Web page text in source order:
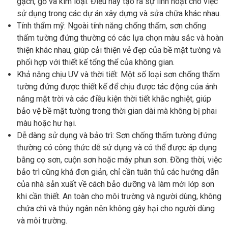
sử dụng trong các dự án xây dựng và sửa chữa khác nhau.
Tính thẩm mỹ: Ngoài tính năng chống thấm, sơn chống
thấm tường đứng thường có các lựa chọn màu sắc và hoàn
thiện khác nhau, giúp cải thiện vẻ đẹp của bề mặt tường và
phối hợp với thiết kế tổng thể của không gian.
Khả năng chịu UV và thời tiết: Một số loại sơn chống thấm
tường đứng được thiết kế để chịu được tác động của ánh
nắng mặt trời và các điều kiện thời tiết khắc nghiệt, giúp
bảo vệ bề mặt tường trong thời gian dài mà không bị phai
màu hoặc hư hại.
Dễ dàng sử dụng và bảo trì: Sơn chống thấm tường đứng
thường có công thức dễ sử dụng và có thể được áp dụng
bằng cọ sơn, cuộn sơn hoặc máy phun sơn. Đồng thời, việc
bảo trì cũng khá đơn giản, chỉ cần tuân thủ các hướng dẫn
của nhà sản xuất về cách bảo dưỡng và làm mới lớp sơn
khi cần thiết. An toàn cho môi trường và người dùng, không
chứa chì và thủy ngân nên không gây hại cho người dùng
và môi trường.